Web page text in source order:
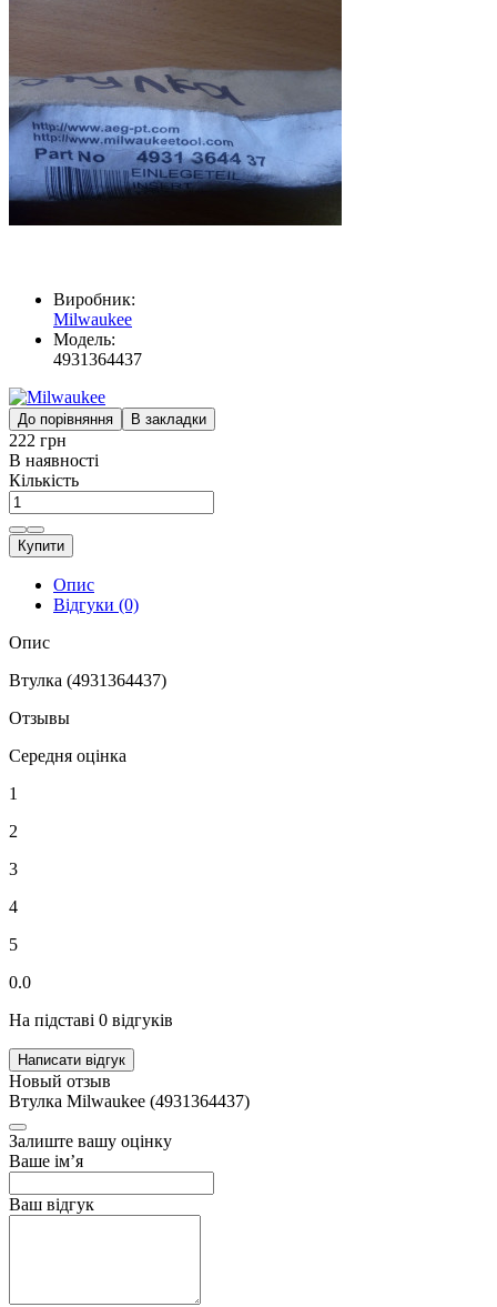
Виробник:
Milwaukee
Модель:
4931364437
До порівняння В закладки
222 грн
В наявності
Кількість
Купити
Опис
Відгуки (0)
Опис
Втулка (4931364437)
Отзывы
Середня оцінка
1
2
3
4
5
0.0
На підставі 0 відгуків
Написати відгук
Новый отзыв
Втулка Milwaukee (4931364437)
Залиште вашу оцінку
Ваше ім’я
Ваш відгук